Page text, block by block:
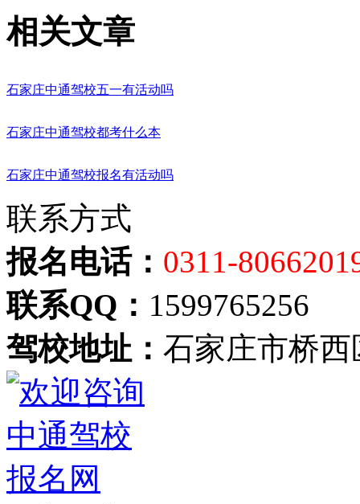
相关文章
石家庄中通驾校五一有活动吗
石家庄中通驾校都考什么本
石家庄中通驾校报名有活动吗
联系方式
报名电话： 0311-
联系QQ： 1599765256
驾校地址： 石家庄市桥